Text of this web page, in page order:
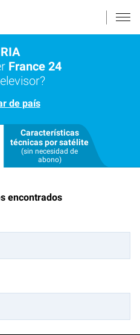
France 24
de país
Características
técnicas por satélite
(sin necesidad de
abono)
encontrados